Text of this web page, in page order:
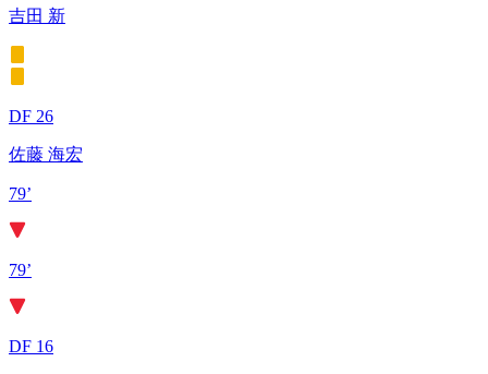
吉田 新
DF 26
佐藤 海宏
79’
79’
DF 16